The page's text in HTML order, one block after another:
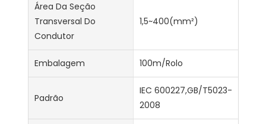
Área Da Seção
Transversal Do
Condutor
1,5~400(mm²)
Embalagem 100m/Rolo
Padrão
IEC 600227,GB/T5023-
2008